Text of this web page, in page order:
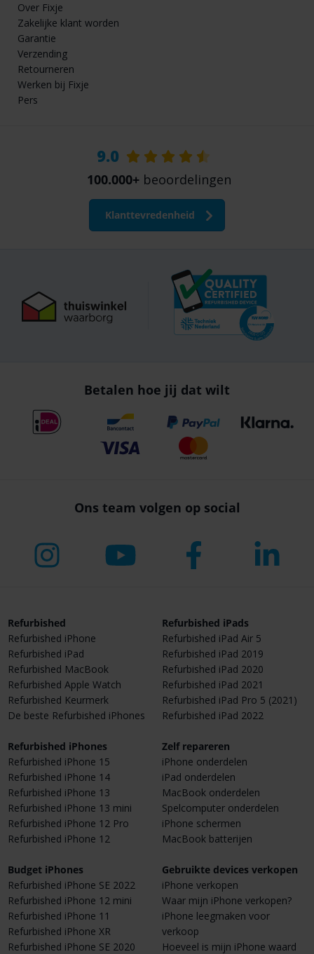
Over Fixje
Zakelijke klant worden
Garantie
Verzending
Retourneren
Werken bij Fixje
Pers
9.0
100.000+ beoordelingen
Klanttevredenheid
Betalen hoe jij dat wilt
Ons team volgen op social
Refurbished
Refurbished iPhone
Refurbished iPad
Refurbished MacBook
Refurbished Apple Watch
Refurbished Keurmerk
De beste Refurbished iPhones
Refurbished iPhones
Refurbished iPhone 15
Refurbished iPhone 14
Refurbished iPhone 13
Refurbished iPhone 13 mini
Refurbished iPhone 12 Pro
Refurbished iPhone 12
Budget iPhones
Refurbished iPhone SE 2022
Refurbished iPhone 12 mini
Refurbished iPhone 11
Refurbished iPhone XR
Refurbished iPhone SE 2020
Refurbished iPads
Refurbished iPad Air 5
Refurbished iPad 2019
Refurbished iPad 2020
Refurbished iPad 2021
Refurbished iPad Pro 5 (2021)
Refurbished iPad 2022
Zelf repareren
iPhone onderdelen
iPad onderdelen
MacBook onderdelen
Spelcomputer onderdelen
iPhone schermen
MacBook batterijen
Gebruikte devices verkopen
iPhone verkopen
Waar mijn iPhone verkopen?
iPhone leegmaken voor
verkoop
Hoeveel is mijn iPhone waard